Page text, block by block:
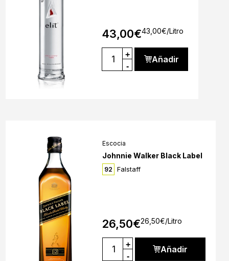
43,00€43,00€/Litro
+
-
Añadir
Escocia
Johnnie Walker Black Label
92 Falstaff
26,50€26,50€/Litro
+
-
Añadir